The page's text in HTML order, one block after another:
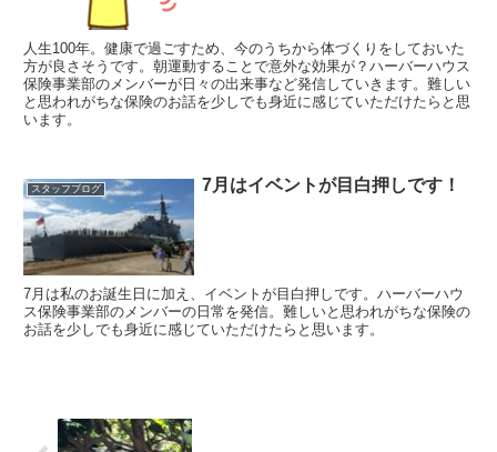
人生100年。健康で過ごすため、今のうちから体づくりをしておいた
方が良さそうです。朝運動することで意外な効果が？ハーバーハウス
保険事業部のメンバーが日々の出来事など発信していきます。難しい
と思われがちな保険のお話を少しでも身近に感じていただけたらと思
います。
スタッフブログ 7月はイベントが目白押しです！
7月は私のお誕生日に加え、イベントが目白押しです。ハーバーハウ
ス保険事業部のメンバーの日常を発信。難しいと思われがちな保険の
お話を少しでも身近に感じていただけたらと思います。